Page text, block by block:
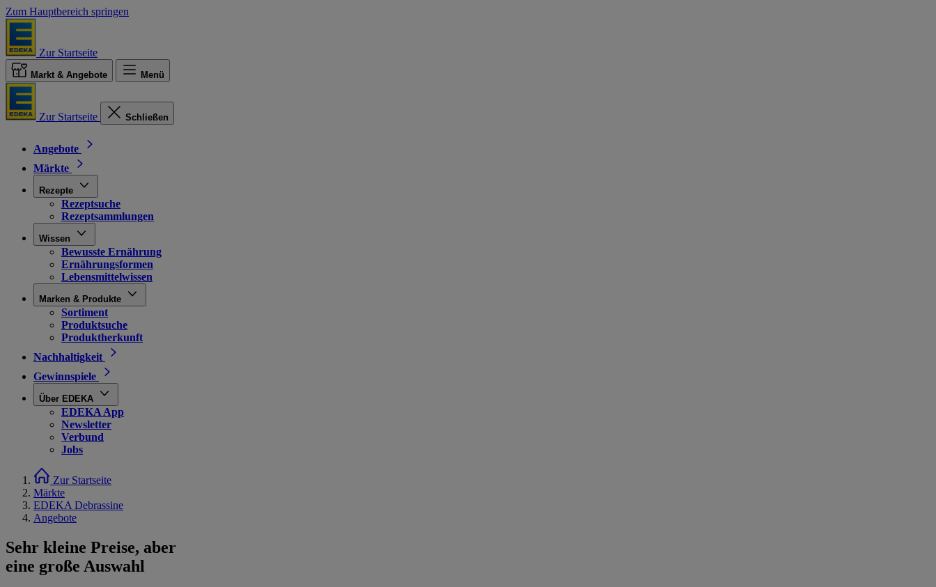
Zum Hauptbereich springen
Zur Startseite
Markt & Angebote Menü
Zur Startseite Schließen
Angebote
Märkte
Rezepte
Rezeptsuche
Rezeptsammlungen
Wissen
Bewusste Ernährung
Ernährungsformen
Lebensmittelwissen
Marken & Produkte
Sortiment
Produktsuche
Produktherkunft
Nachhaltigkeit
Gewinnspiele
Über EDEKA
EDEKA App
Newsletter
Verbund
Jobs
Zur Startseite
Märkte
EDEKA Debrassine
Angebote
Sehr kleine Preise, aber
eine große Auswahl